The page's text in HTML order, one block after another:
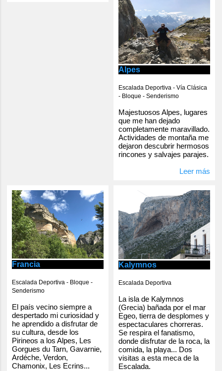
Alpes
Escalada Deportiva - Vía Clásica
- Bloque - Senderismo
Majestuosos Alpes, lugares
que me han dejado
completamente maravillado.
Actividades de montaña me
dejaron descubrir hermosos
rincones y salvajes parajes.
Leer más
Francia
Escalada Deportiva - Bloque -
Senderismo
El país vecino siempre a
despertado mi curiosidad y
he aprendido a disfrutar de
su cultura, desde los
Pirineos a los Alpes, Les
Gorgues du Tarn, Gavarnie,
Ardéche, Verdon,
Chamonix, Les Ecrins...
Kalymnos
Escalada Deportiva
La isla de Kalymnos
(Grecia) bañada por el mar
Egeo, tierra de desplomes y
espectaculares chorreras.
Se respira el fanatismo,
donde disfrutar de la roca, la
comida, la playa... Dos
visitas a esta meca de la
Escalada.